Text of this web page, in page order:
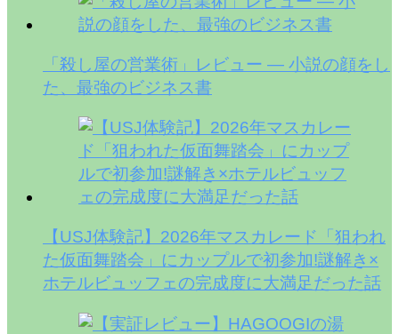
「殺し屋の営業術」レビュー — 小説の顔をし
た、最強のビジネス書
【USJ体験記】2026年マスカレード「狙われ
た仮面舞踏会」にカップルで初参加!謎解き×
ホテルビュッフェの完成度に大満足だった話